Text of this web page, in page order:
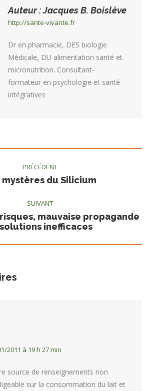
Auteur :Jacques B. Boislève
http://sante-vivante.fr
Dr en pharmacie, DES biologie
Médicale, DU alimentation santé et
micronutrition. Consultant-
formateur en psychologie et santé
intégratives
PRÉCÉDENT
Article
mystères du Silicium
SUIVANT
Article
mauvaise propagande
inefficaces
2011 à 19 h 27 min
source de renseignements non
sur la consommation du lait et